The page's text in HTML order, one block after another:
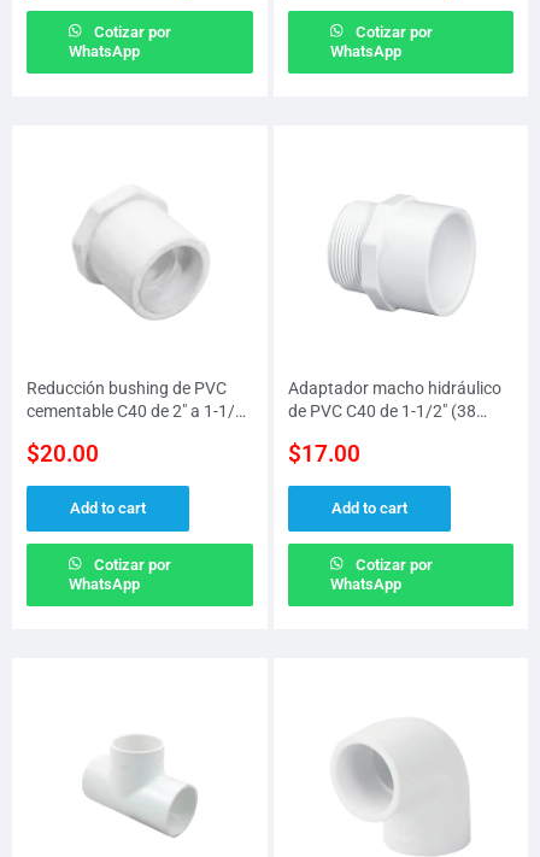
Cotizar por
WhatsApp
Cotizar por
WhatsApp
Reducción bushing de PVC
cementable C40 de 2″ a 1-1/2″
$20.00
Add to cart
Cotizar por
WhatsApp
Adaptador macho hidráulico
de PVC C40 de 1-1/2″ (38
$17.00
Add to cart
Cotizar por
WhatsApp